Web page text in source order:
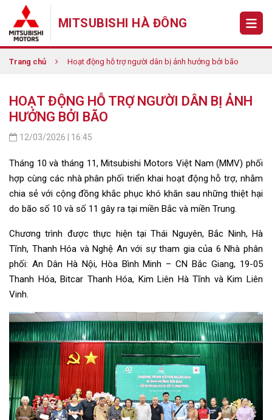
MITSUBISHI HÀ ĐÔNG
Trang chủ Hoạt động hỗ trợ người dân bị ảnh hưởng bởi bão
HOẠT ĐỘNG HỖ TRỢ NGƯỜI DÂN BỊ ẢNH
HƯỞNG BỞI BÃO
12/03/2026 | 16:45
Tháng 10 và tháng 11, Mitsubishi Motors Việt Nam (MMV) phối
hợp cùng các nhà phân phối triển khai hoạt động hỗ trợ, nhằm
chia sẻ với cộng đồng khắc phục khó khăn sau những thiệt hại
do bão số 10 và số 11 gây ra tại miền Bắc và miền Trung.
Chương trình được thực hiện tại Thái Nguyên, Bắc Ninh, Hà
Tĩnh, Thanh Hóa và Nghệ An với sự tham gia của 6 Nhà phân
phối: An Dân Hà Nội, Hòa Bình Minh – CN Bắc Giang, 19-05
Thanh Hóa, Bitcar Thanh Hóa, Kim Liên Hà Tĩnh và Kim Liên
Vinh.